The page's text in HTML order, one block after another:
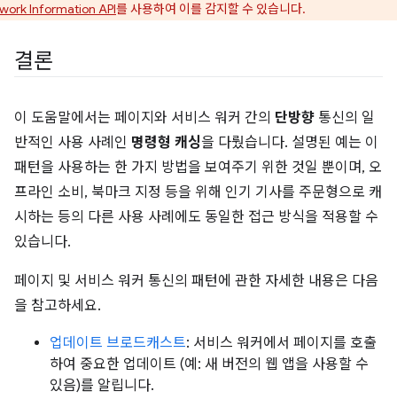
Information API를 사용하여 이를 감지할 수 있습니다.
결론
이 도움말에서는 페이지와 서비스 워커 간의 단방향 통신의 일
반적인 사용 사례인 명령형 캐싱을 다뤘습니다. 설명된 예는 이
패턴을 사용하는 한 가지 방법을 보여주기 위한 것일 뿐이며, 오
프라인 소비, 북마크 지정 등을 위해 인기 기사를 주문형으로 캐
시하는 등의 다른 사용 사례에도 동일한 접근 방식을 적용할 수
있습니다.
페이지 및 서비스 워커 통신의 패턴에 관한 자세한 내용은 다음
을 참고하세요.
업데이트 브로드캐스트: 서비스 워커에서 페이지를 호출
하여 중요한 업데이트 (예: 새 버전의 웹 앱을 사용할 수
있음)를 알립니다.